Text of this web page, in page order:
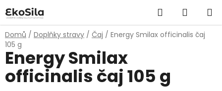
na
obsah
Hledat
KOŠÍK
Domů / Doplňky stravy / Čaj / Energy Smilax officinalis čaj
105 g
Energy Smilax
officinalis čaj 105 g